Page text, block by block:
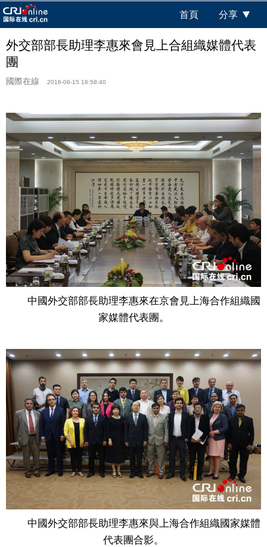
首頁 分享
外交部部長助理李惠來會見上合組織媒體代表
團
國際在線 2016-06-15 16:58:40
中國外交部部長助理李惠來在京會見上海合作組織國
家媒體代表團。
中國外交部部長助理李惠來與上海合作組織國家媒體
代表團合影。